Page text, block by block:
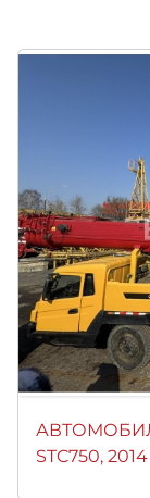
STC750,